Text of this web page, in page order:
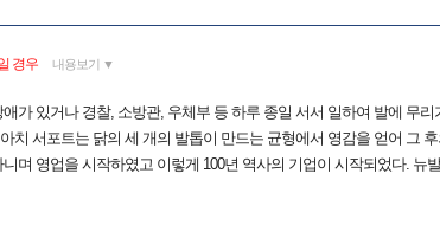
경우 내용보기 ▼
가 있거나 경찰, 소방관, 우체부 등 하루 종일 서서 일하여 발에 무
치 서포트는 닭의 세 개의 발톱이 만드는 균형에서 영감을 얻어 그
며 영업을 시작하였고 이렇게 100년 역사의 기업이 시작되었다. 뉴